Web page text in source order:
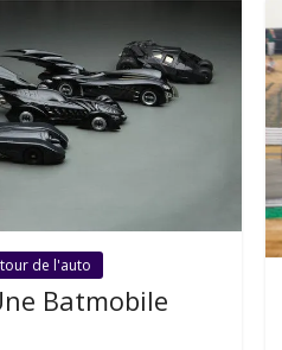
de l'auto
Batmobile